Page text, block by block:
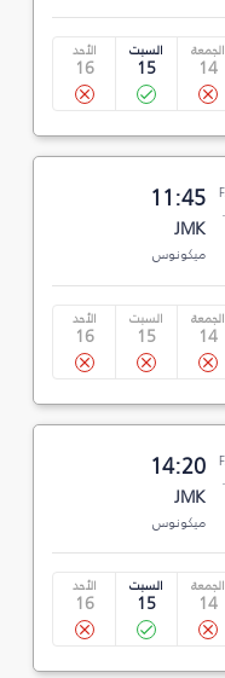
الجمعة
14
السبت
15
الأحد
16
11:45
JMK
ميكونوس
الجمعة
14
السبت
15
الأحد
16
14:20
JMK
ميكونوس
الجمعة
14
السبت
15
الأحد
16